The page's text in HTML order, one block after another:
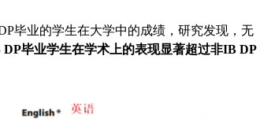
毕业的学生在大学中的成绩，研究发现，无
DP毕业学生在学术上的表现显著超过非IB DP